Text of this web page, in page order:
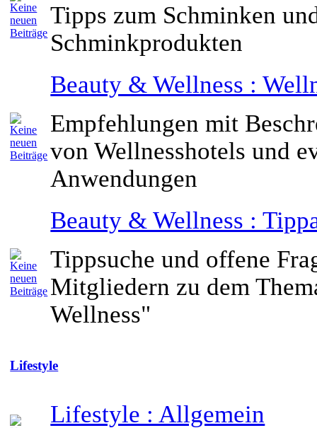
Tipps zum Schminken
Schminkprodukten
Beauty & Wellness :
Empfehlungen mit
von Wellnesshotels und
Anwendungen
Beauty & Wellness :
Tippsuche und offene
Mitgliedern zu dem
Wellness"
Lifestyle
Lifestyle : Allgemein